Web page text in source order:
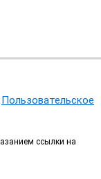
Пользовательское
ссылки на